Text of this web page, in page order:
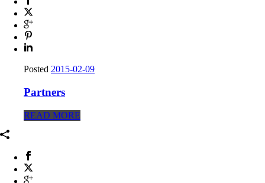
Posted 2015-02-09
Partners
READ MORE